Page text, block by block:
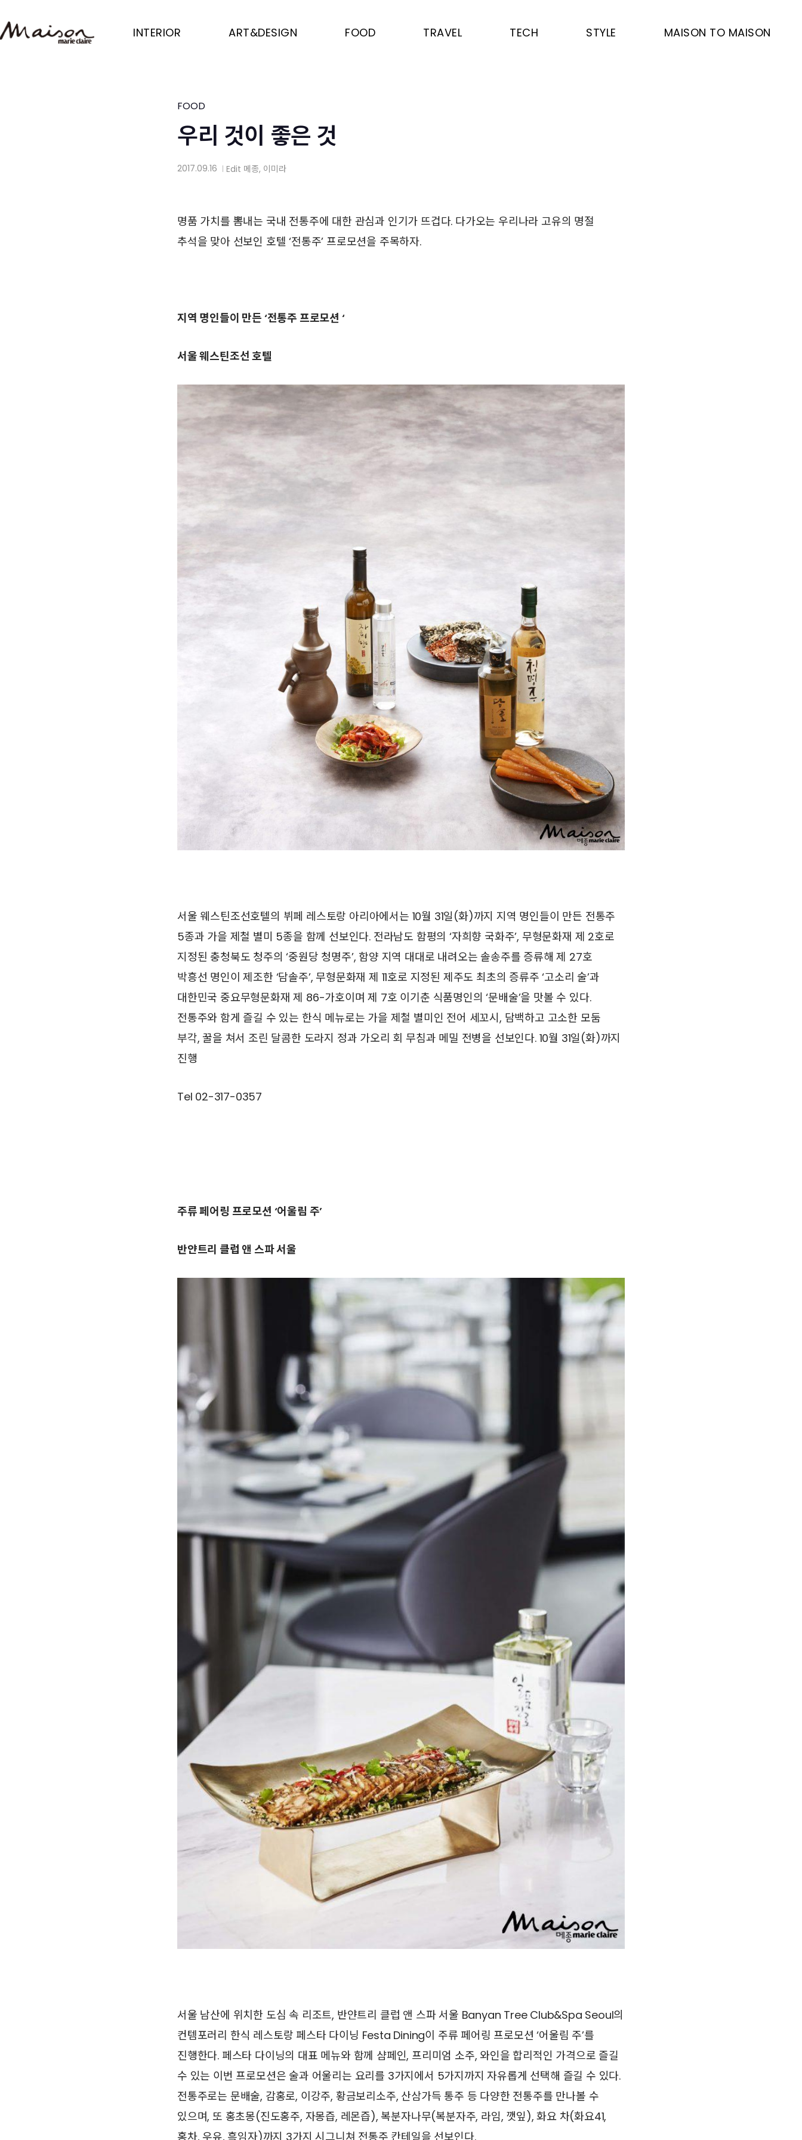
to
main
INTERIOR ART&DESIGN FOOD TRAVEL TECH STYLE MAISON TO MAISON
FOOD
우리 것이 좋은 것
2017.09.16 Edit 메종, 이미라
명품 가치를 뽐내는 국내 전통주에 대한 관심과 인기가 뜨겁다. 다가오는 우리나라 고유의 명절
추석을 맞아 선보인 호텔 ‘전통주’ 프로모션을 주목하자.
지역 명인들이 만든 ‘전통주 프로모션 ‘
서울 웨스틴조선 호텔
서울 웨스틴조선호텔의 뷔페 레스토랑 아리아에서는 10월 31일(화)까지 지역 명인들이 만든 전통주
5종과 가을 제철 별미 5종을 함께 선보인다. 전라남도 함평의 ‘자희향 국화주’, 무형문화재 제 2호로
지정된 충청북도 청주의 ‘중원당 청명주’, 함양 지역 대대로 내려오는 솔송주를 증류해 제 27호
박흥선 명인이 제조한 ‘담솔주’, 무형문화재 제 11호로 지정된 제주도 최초의 증류주 ‘고소리 술’과
대한민국 중요무형문화재 제 86-가호이며 제 7호 이기춘 식품명인의 ‘문배술’을 맛볼 수 있다.
전통주와 함게 즐길 수 있는 한식 메뉴로는 가을 제철 별미인 전어 세꼬시, 담백하고 고소한 모둠
부각, 꿀을 쳐서 조린 달콤한 도라지 정과 가오리 회 무침과 메밀 전병을 선보인다. 10월 31일(화)까지
진행
Tel 02-317-0357
주류 페어링 프로모션 ‘어울림 주’
반얀트리 클럽 앤 스파 서울
서울 남산에 위치한 도심 속 리조트, 반얀트리 클럽 앤 스파 서울 Banyan Tree Club&Spa Seoul의
컨템포러리 한식 레스토랑 페스타 다이닝 Festa Dining이 주류 페어링 프로모션 ‘어울림 주’를
진행한다. 페스타 다이닝의 대표 메뉴와 함께 샴페인, 프리미엄 소주, 와인을 합리적인 가격으로 즐길
수 있는 이번 프로모션은 술과 어울리는 요리를 3가지에서 5가지까지 자유롭게 선택해 즐길 수 있다.
전통주로는 문배술, 감홍로, 이강주, 황금보리소주, 산삼가득 통주 등 다양한 전통주를 만나볼 수
있으며, 또 홍초몽(진도홍주, 자몽즙, 레몬즙), 복분자나무(복분자주, 라임, 깻잎), 화요 차(화요41,
홍차, 우유, 흑임자)까지 3가지 시그니쳐 전통주 칸테일을 선보인다.